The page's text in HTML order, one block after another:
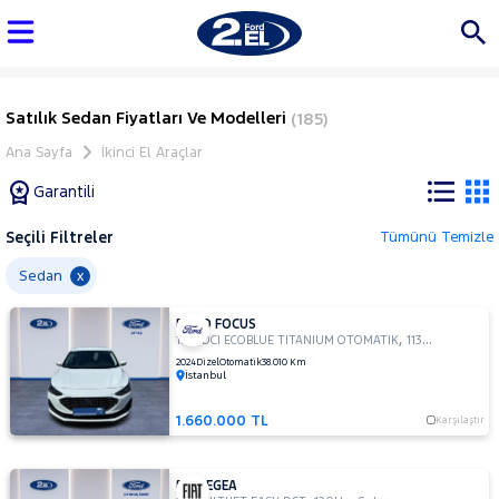
Satılık Sedan Fiyatları Ve Modelleri (185)
Ana Sayfa İkinci El Araçlar
Garantili
Tüm
Araçlar
AUDI
BMC
BMW
BYD
Seçili Filtreler Tümünü Temizle
Sedan x
FORD FOCUS
1.5 TDCI ECOBLUE TITANIUM OTOMATIK,113Hp
2024DizelOtomatik38.010 Km
İstanbul
1.660.000 TL Karşılaştır
FIAT EGEA